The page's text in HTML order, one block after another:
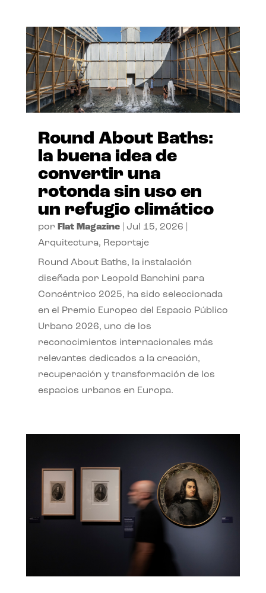
Round About Baths:
la buena idea de
convertir una
rotonda sin uso en
un refugio climático
por Flat Magazine| Jul 15, 2026
Arquitectura, Reportaje
Round About Baths, la instalación
diseñada por Leopold Banchini para
Concéntrico 2025, ha sido seleccionada
en el Premio Europeo del Espacio Público
Urbano 2026, uno de los
reconocimientos internacionales más
relevantes dedicados a la creación,
recuperación y transformación de los
espacios urbanos en Europa.